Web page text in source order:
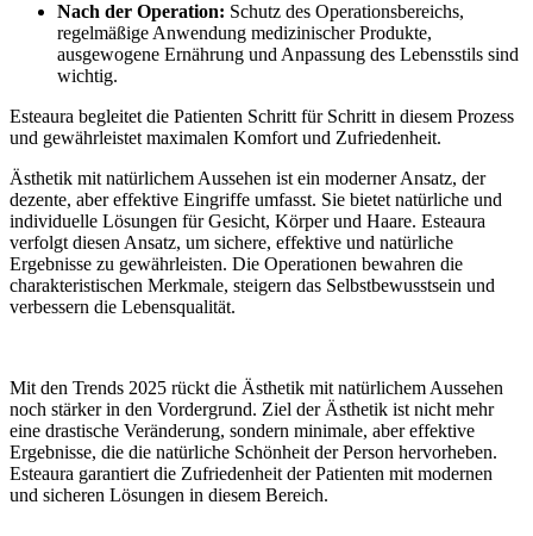
Nach der Operation: Schutz des Operationsbereichs,
regelmäßige Anwendung medizinischer Produkte,
ausgewogene Ernährung und Anpassung des Lebensstils sind
wichtig.
Esteaura begleitet die Patienten Schritt für Schritt in diesem Prozess
und gewährleistet maximalen Komfort und Zufriedenheit.
Ästhetik mit natürlichem Aussehen ist ein moderner Ansatz, der
dezente, aber effektive Eingriffe umfasst. Sie bietet natürliche und
individuelle Lösungen für Gesicht, Körper und Haare. Esteaura
verfolgt diesen Ansatz, um sichere, effektive und natürliche
Ergebnisse zu gewährleisten. Die Operationen bewahren die
charakteristischen Merkmale, steigern das Selbstbewusstsein und
verbessern die Lebensqualität.
Mit den Trends 2025 rückt die Ästhetik mit natürlichem Aussehen
noch stärker in den Vordergrund. Ziel der Ästhetik ist nicht mehr
eine drastische Veränderung, sondern minimale, aber effektive
Ergebnisse, die die natürliche Schönheit der Person hervorheben.
Esteaura garantiert die Zufriedenheit der Patienten mit modernen
und sicheren Lösungen in diesem Bereich.